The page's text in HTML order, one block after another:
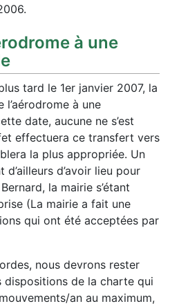
à une
tard le 1er janvier 2007, la
à une
date, aucune ne s’est
effectuera ce transfert vers
la plus appropriée. Un
d’avoir lieu pour
la mairie s’étant
(La mairie a fait une
qui ont été acceptées par
nous devrons rester
de la charte qui
an au maximum,